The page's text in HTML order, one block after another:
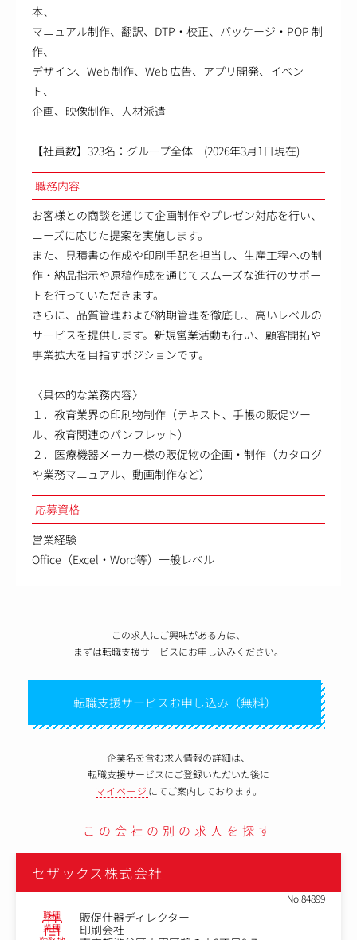
本、
マニュアル制作、翻訳、DTP・校正、パッケージ・POP 制
作、
デザイン、Web 制作、Web 広告、アプリ開発、イベン
ト、
企画、映像制作、人材派遣
【社員数】323名：グループ全体 (2026年3月1日現在)
職務内容
お客様との商談を通じて企画制作やプレゼン対応を行い、
ニーズに応じた提案を実施します。
また、見積書の作成や印刷手配を担当し、生産工程への制
作・納品指示や原稿作成を通じてスムーズな進行のサポー
トを行っていただきます。
さらに、品質管理および納期管理を徹底し、高いレベルの
サービスを提供します。新規営業活動も行い、顧客開拓や
事業拡大を目指すポジションです。
〈具体的な業務内容〉
１．教育業界の印刷物制作（テキスト、手帳の販促ツー
ル、教育関連のパンフレット）
２．医療機器メーカー様の販促物の企画・制作（カタログ
や業務マニュアル、動画制作など）
応募資格
営業経験
Office（Excel・Word等）一般レベル
この求人にご興味がある方は、
まずは転職支援サービスにお申し込みください。
転職支援サービスお申し込み（無料）
企業名を含む求人情報の詳細は、
転職支援サービスにご登録いただいた後に
マイページ にてご案内しております。
この会社の別の求人を探す
セザックス株式会社
No.84899
職種 販促什器ディレクター
業種 印刷会社